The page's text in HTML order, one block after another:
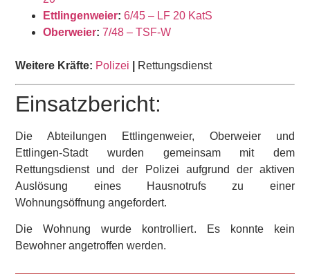
Ettlingenweier: 6/45 – LF 20 KatS
Oberweier: 7/48 – TSF-W
Weitere Kräfte: Polizei Rettungsdienst
Einsatzbericht:
Die Abteilungen Ettlingenweier, Oberweier und
Ettlingen-Stadt wurden gemeinsam mit dem
Rettungsdienst und der Polizei aufgrund der aktiven
Auslösung eines Hausnotrufs zu einer
Wohnungsöffnung angefordert.
Die Wohnung wurde kontrolliert. Es konnte kein
Bewohner angetroffen werden.